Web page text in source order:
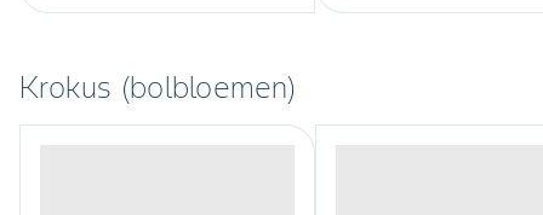
Krokus (bolbloemen)